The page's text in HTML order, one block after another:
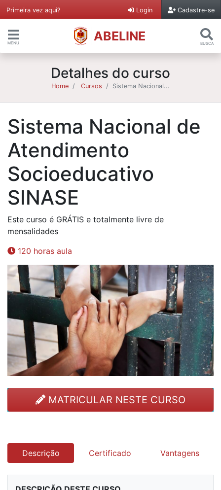
Primeira vez aqui? Login Cadastre-se
MENU ABELINE BUSCA
Detalhes do curso
Home Cursos Sistema Nacional...
Sistema Nacional de
Atendimento
Socioeducativo
SINASE
Este curso é GRÁTIS e totalmente livre de
mensalidades
120 horas aula
MATRICULAR NESTE CURSO
Descrição Certificado Vantagens